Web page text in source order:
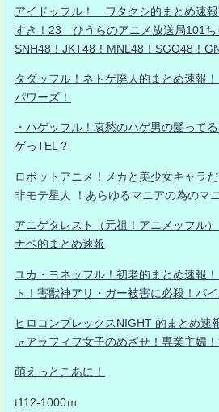
アイドッフル！ ワタクシ的まとめ速
すき！23 ひうらのアニメ放送局101
SNH48！JKT48！MNL48！SGO48！
タダッフル！ネトゲ廃人的まとめ速報
パワーズ！
・ハゲッフル！哀愁のハゲ男の髪って
ゲっTEL？
ロボットアニメ！メカと美少女キャラ
非モテ星人 ！あらゆるマニアの為のマ
アニゲタレスト（元祖！アニメッフル
ナベ的まとめ速報
ユカ・ヨネッフル！初老的まとめ速報
ト！害獣神アリ・ガー被害に必殺！パ
ヒロコンプレックスNIGHT 的まとめ速
ャアラフィフ女子のめざせ！専業主婦
萌えっとこあに！
t112-1000ｍ